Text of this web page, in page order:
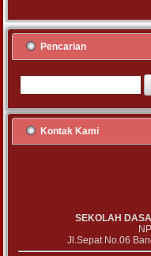
Pencarian
Kontak Kami
SEKOLAH
Jl.Sepat No.06